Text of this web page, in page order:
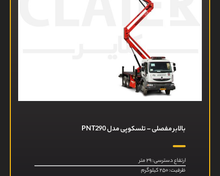
بالابر مفصلی – تلسکوپی مدل PNT290
ارتفاع دسترسی: ۲۹ متر
ظرفیت: ۲۵۰ کیلوگرم